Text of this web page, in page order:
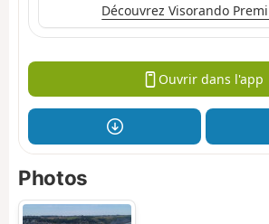
Découvrez Visorando
Ouvrir dans l'app
Photos